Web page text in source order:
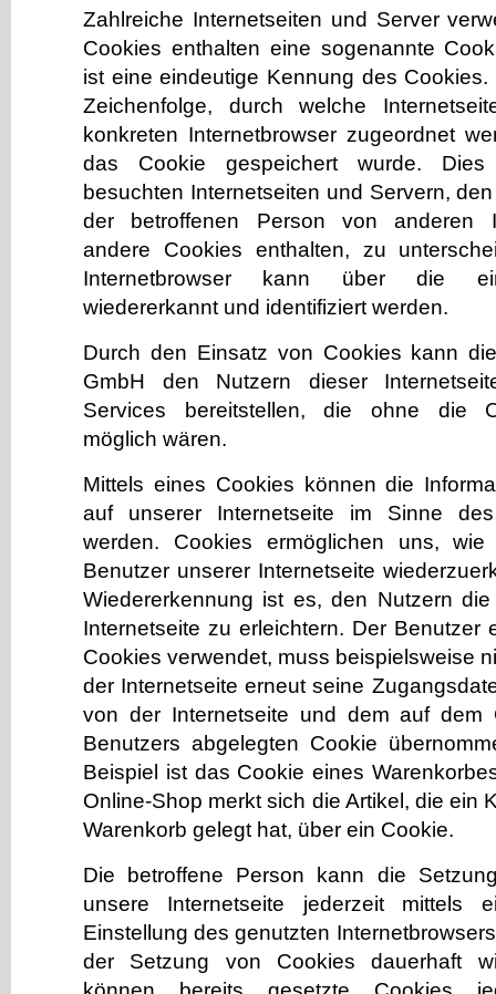
Zahlreiche Internetseiten und Server
Cookies enthalten eine sogenannte
ist eine eindeutige Kennung des
Zeichenfolge, durch welche
konkreten Internetbrowser zugeordnet
das Cookie gespeichert wurde.
besuchten Internetseiten und Servern,
der betroffenen Person von anderen
andere Cookies enthalten, zu
Internetbrowser kann über die
wiedererkannt und identifiziert werden.
Durch den Einsatz von Cookies kann
GmbH den Nutzern dieser
Services bereitstellen, die ohne die
möglich wären.
Mittels eines Cookies können die
auf unserer Internetseite im Sinne
werden. Cookies ermöglichen uns,
Benutzer unserer Internetseite
Wiedererkennung ist es, den Nutzern
Internetseite zu erleichtern. Der Benutzer
Cookies verwendet, muss beispielsweise
der Internetseite erneut seine
von der Internetseite und dem auf dem
Benutzers abgelegten Cookie
Beispiel ist das Cookie eines
Online-Shop merkt sich die Artikel, die ein
Warenkorb gelegt hat, über ein Cookie.
Die betroffene Person kann die
unsere Internetseite jederzeit mittels
Einstellung des genutzten
der Setzung von Cookies dauerhaft